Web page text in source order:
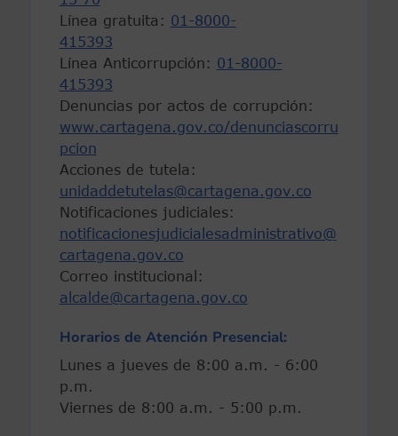
Línea gratuita: 01-8000-
415393
Línea Anticorrupción: 01-8000-
415393
Denuncias por actos de corrupción:
www.cartagena.gov.co/denunciascorru
pcion
Acciones de tutela:
unidaddetutelas@cartagena.gov.co
Notificaciones judiciales:
notificacionesjudicialesadministrativo@
cartagena.gov.co
Correo institucional:
alcalde@cartagena.gov.co
Horarios de Atención Presencial:
Lunes a jueves de 8:00 a.m. - 6:00
p.m.
Viernes de 8:00 a.m. - 5:00 p.m.